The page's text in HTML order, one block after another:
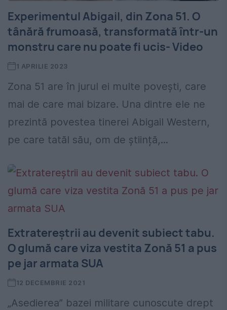
Experimentul Abigail, din Zona 51. O
tânără frumoasă, transformată într-un
monstru care nu poate fi ucis- Video
1 APRILIE 2023
Zona 51 are în jurul ei multe povești, care
mai de care mai bizare. Una dintre ele ne
prezintă povestea tinerei Abigail Western,
pe care tatăl său, om de știință,...
Extratereștrii au devenit subiect tabu.
O glumă care viza vestita Zonă 51 a pus
pe jar armata SUA
12 DECEMBRIE 2021
„Asedierea” bazei militare cunoscute drept